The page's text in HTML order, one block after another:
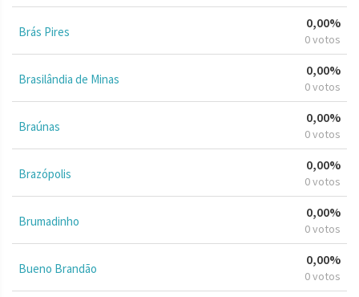
Brás Pires
0,00%
0 votos
Brasilândia de Minas
0,00%
0 votos
Braúnas
0,00%
0 votos
Brazópolis
0,00%
0 votos
Brumadinho
0,00%
0 votos
Bueno Brandão
0,00%
0 votos